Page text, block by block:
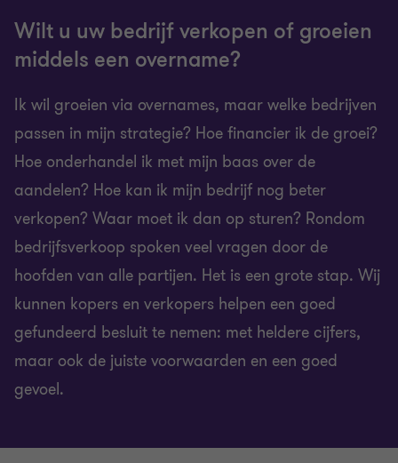
vanvanvan
3
Wilt u uw bedrijf verkopen of groeien
middels een overname?
Ik wil groeien via overnames, maar welke bedrijven
passen in mijn strategie? Hoe financier ik de groei?
Hoe onderhandel ik met mijn baas over de
aandelen? Hoe kan ik mijn bedrijf nog beter
verkopen? Waar moet ik dan op sturen? Rondom
bedrijfsverkoop spoken veel vragen door de
hoofden van alle partijen. Het is een grote stap. Wij
kunnen kopers en verkopers helpen een goed
gefundeerd besluit te nemen: met heldere cijfers,
maar ook de juiste voorwaarden en een goed
gevoel.